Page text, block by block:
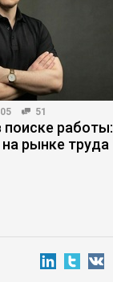
51
работы:
рынке труда